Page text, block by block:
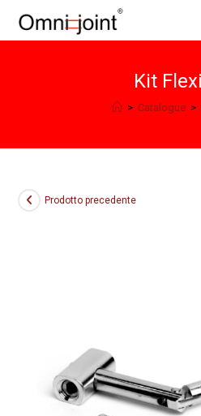
Kit
> Catalogue >
Prodotto precedente